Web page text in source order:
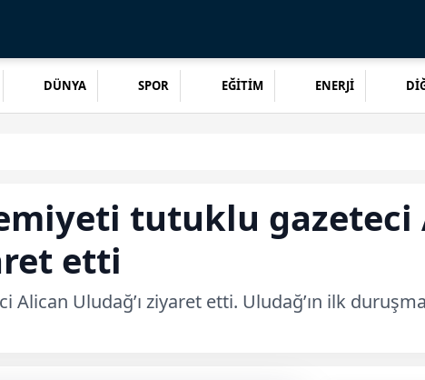
DÜNYA SPOR EĞİTİM ENERJİ
tutuklu gazeteci
etti
Uludağ’ı ziyaret etti. Uludağ’ın ilk